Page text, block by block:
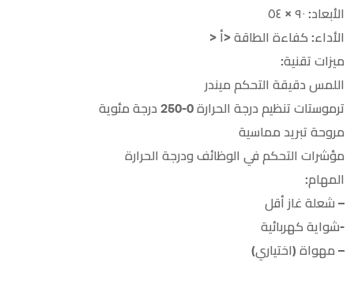
الأبعاد: ٩٠ × ٥٤
الأداء: كفاءة الطاقة <أ <
ميزات تقنية:
اللمس دقيقة التحكم ميندر
ترموستات تنظيم درجة الحرارة 0-250 درجة مئوية
مروحة تبريد مماسية
مؤشرات التحكم في الوظائف ودرجة الحرارة
المهام:
– شعلة غاز أقل
-شواية كهربائية
– مهواة (اختياري)